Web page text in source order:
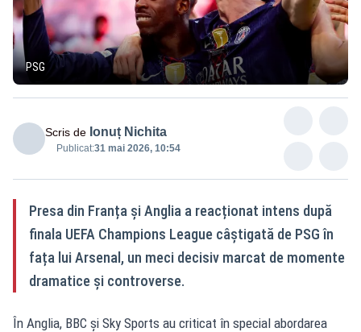
PSG
Scris de Ionuț Nichita
Publicat:31 mai 2026, 10:54
Presa din Franța și Anglia a reacționat intens după
finala UEFA Champions League câștigată de PSG în
fața lui Arsenal, un meci decisiv marcat de momente
dramatice și controverse.
În Anglia, BBC și Sky Sports au criticat în special abordarea